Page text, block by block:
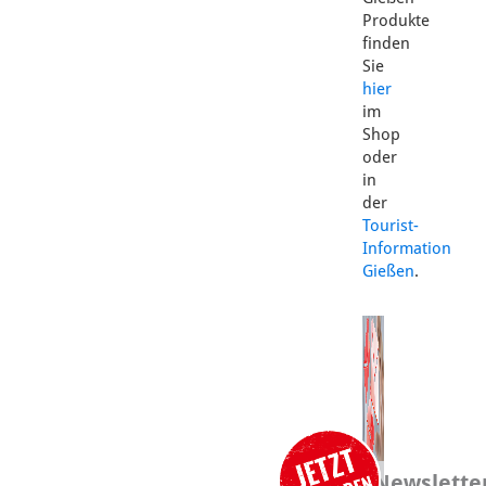
Produkte
finden
Sie
hier
im
Shop
oder
in
der
Tourist-
Information
Gießen.